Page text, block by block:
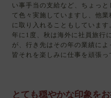
い事手当の支給など、ちょっ
て色々実施していますし、他
に取り入れることもしています
年に1度、秋は海外に社員旅行
が、行き先はその年の業績に
皆それを楽しみに仕事を頑張っ
とても穏やかな印象を